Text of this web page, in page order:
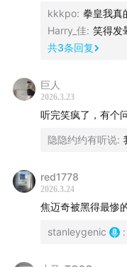
kkkpo: 拳皇我真
Harry_佳: 笑得发
共3条回复
巨人
2026.3.23
听完笑疯了，有个
隐隐约约有听说:
red1778
2026.3.24
焦迈奇被黑得最惨
stanleygenic :